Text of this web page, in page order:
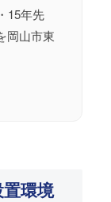
15年先
岡山市東
環境